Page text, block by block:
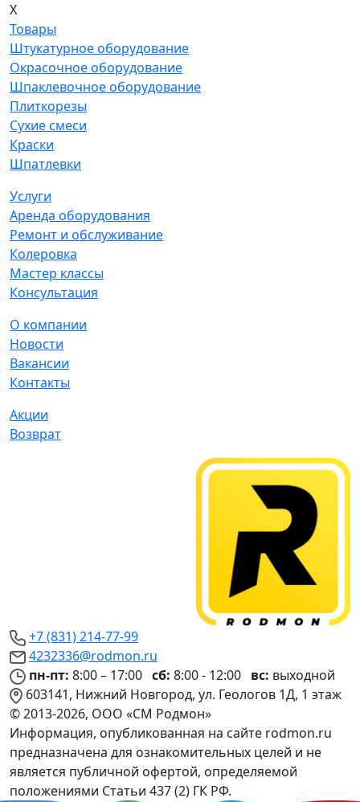
X
Товары
Штукатурное оборудование
Окрасочное оборудование
Шпаклевочное оборудование
Плиткорезы
Сухие смеси
Краски
Шпатлевки
Услуги
Аренда оборудования
Ремонт и обслуживание
Колеровка
Мастер классы
Консультация
О компании
Новости
Вакансии
Контакты
Акции
Возврат
+7 (831) 214-77-99
4232336@rodmon.ru
пн-пт: 8:00 – 17:00 сб: 8:00 - 12:00 вс: выходной
603141, Нижний Новгород, ул. Геологов 1Д, 1 этаж
© 2013-2026, ООО «СМ Родмон»
Информация, опубликованная на сайте rodmon.ru
предназначена для ознакомительных целей и не
является публичной офертой, определяемой
положениями Статьи 437 (2) ГК РФ.